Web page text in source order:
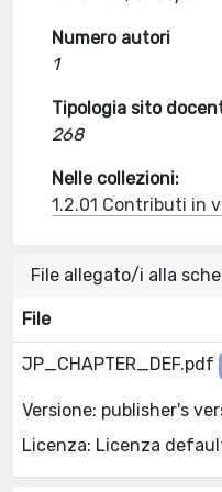
Numero autori
1
Tipologia sito
268
Nelle collezioni:
1.2.01 Contributi in
File allegato/i alla
File
JP_CHAPTER_DEF.pdf
Versione: publisher's
Licenza: Licenza